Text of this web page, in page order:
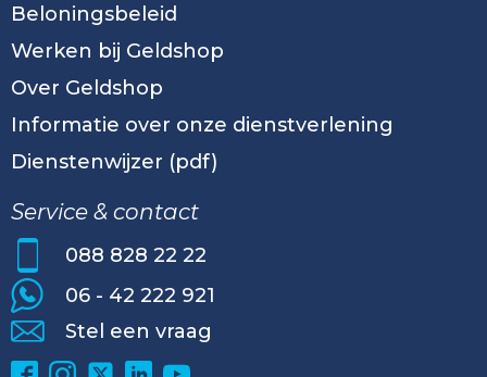
Beloningsbeleid
Werken bij Geldshop
Over Geldshop
Informatie over onze dienstverlening
Dienstenwijzer (pdf)
Service & contact
088 828 22 22
06 - 42 222 921
Stel een vraag